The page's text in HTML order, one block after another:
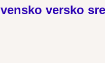
versko